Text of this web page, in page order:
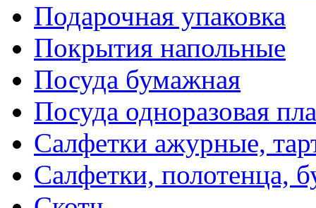
Подарочная упаковка
Покрытия напольные
Посуда бумажная
Посуда одноразовая
Салфетки ажурные,
Салфетки, полотенца,